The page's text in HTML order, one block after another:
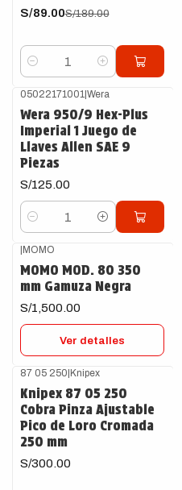
S/89.00S/189.00
Cantidad
05022171001 |Wera
Wera 950/9 Hex-Plus
Imperial 1 Juego de
Llaves Allen SAE 9
Piezas
S/125.00
Cantidad
|MOMO
MOMO MOD. 80 350
mm Gamuza Negra
S/1,500.00
Ver detalles
87 05 250|Knipex
Knipex 87 05 250
Cobra Pinza Ajustable
Pico de Loro Cromada
250 mm
S/300.00